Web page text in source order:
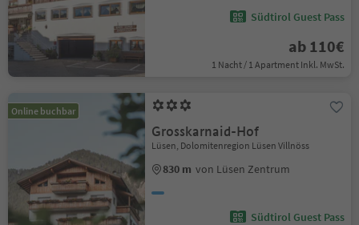
Südtirol Guest Pass
ab 110€
1 Nacht / 1 Apartment Inkl. MwSt.
Online buchbar
Grosskarnaid-Hof
Lüsen, Dolomitenregion Lüsen Villnöss
830 m von Lüsen Zentrum
Südtirol Guest Pass